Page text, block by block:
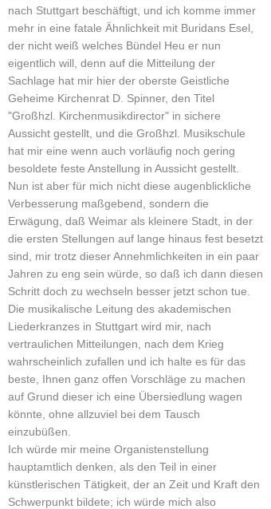
nach Stuttgart beschäftigt, und ich komme immer
mehr in eine fatale Ähnlichkeit mit Buridans Esel,
der nicht weiß welches Bündel Heu er nun
eigentlich will, denn auf die Mitteilung der
Sachlage hat mir hier der oberste Geistliche
Geheime Kirchenrat D. Spinner, den Titel
"Großhzl. Kirchenmusikdirector" in sichere
Aussicht gestellt, und die Großhzl. Musikschule
hat mir eine wenn auch vorläufig noch gering
besoldete feste Anstellung in Aussicht gestellt.
Nun ist aber für mich nicht diese augenblickliche
Verbesserung maßgebend, sondern die
Erwägung, daß Weimar als kleinere Stadt, in der
die ersten Stellungen auf lange hinaus fest besetzt
sind, mir trotz dieser Annehmlichkeiten in ein paar
Jahren zu eng sein würde, so daß ich dann diesen
Schritt doch zu wechseln besser jetzt schon tue.
Die musikalische Leitung des akademischen
Liederkranzes in Stuttgart wird mir, nach
vertraulichen Mitteilungen, nach dem Krieg
wahrscheinlich zufallen und ich halte es für das
beste, Ihnen ganz offen Vorschläge zu machen
auf Grund dieser ich eine Übersiedlung wagen
könnte, ohne allzuviel bei dem Tausch
einzubüßen.
Ich würde mir meine Organistenstellung
hauptamtlich denken, als den Teil in einer
künstlerischen Tätigkeit, der an Zeit und Kraft den
Schwerpunkt bildete; ich würde mich also